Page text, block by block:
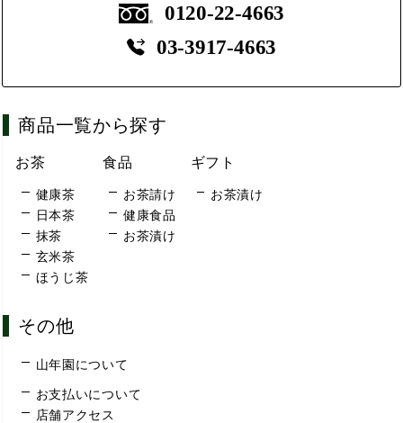
0120-22-4663
03-3917-4663
商品一覧から探す
お茶
健康茶
日本茶
抹茶
玄米茶
ほうじ茶
食品
お茶請け
健康食品
お茶漬け
ギフト
お茶漬け
その他
山年園について
お支払いについて
店舗アクセス